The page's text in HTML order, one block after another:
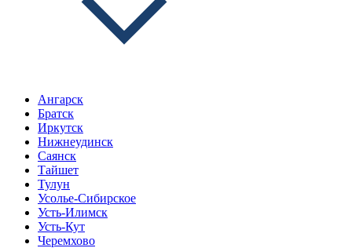
Ангарск
Братск
Иркутск
Нижнеудинск
Саянск
Тайшет
Тулун
Усолье-Сибирское
Усть-Илимск
Усть-Кут
Черемхово